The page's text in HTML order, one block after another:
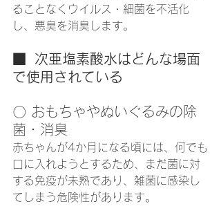
ることなくウイルス・細菌を不活化
し、悪臭を消臭します。
■  次亜塩素酸水はどんな場面
で使用されている
〇 おもちゃやぬいぐるみの除
菌・消臭
赤ちゃんが4か月になる頃には、何でも
口に入れようとするため、まだ菌に対
する免疫が未熟であり、雑菌に感染し
てしまう危険性があります。